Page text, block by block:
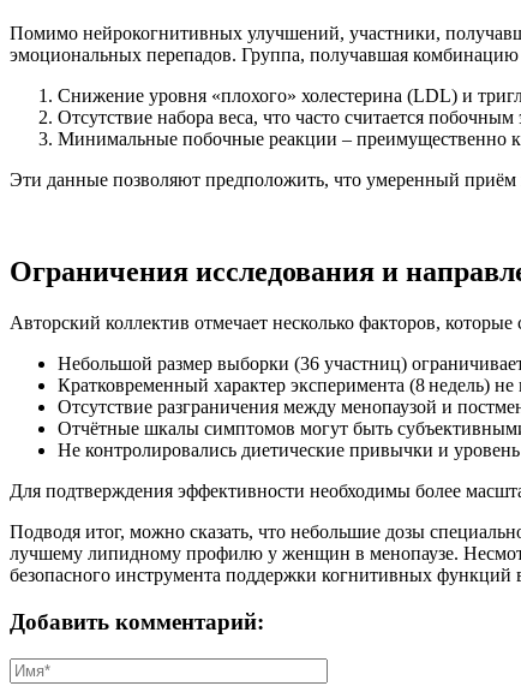
Помимо нейрокогнитивных улучшений, участники,
эмоциональных перепадов. Группа, получавшая
Снижение уровня «плохого» холестерина (LDL) и
Отсутствие набора веса, что часто считается
Минимальные побочные реакции – преимущественно
Эти данные позволяют предположить, что умеренный приём
Ограничения исследования и
Авторский коллектив отмечает несколько факторов,
Небольшой размер выборки (36 участниц)
Кратковременный характер эксперимента (8 недель)
Отсутствие разграничения между менопаузой и
Отчётные шкалы симптомов могут быть
Не контролировались диетические привычки и
Для подтверждения эффективности необходимы более
Подводя итог, можно сказать, что небольшие дозы
лучшему липидному профилю у женщин в менопаузе.
безопасного инструмента поддержки когнитивных
Добавить комментарий: